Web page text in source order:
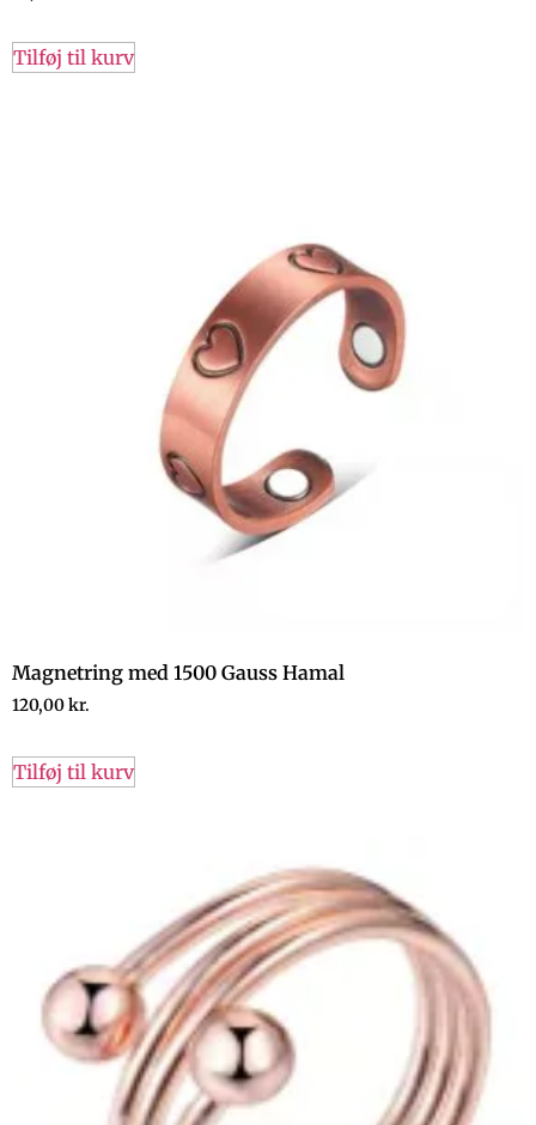
Tilføj til kurv
Magnetring med 1500 Gauss Hamal
120,00kr.
Tilføj til kurv